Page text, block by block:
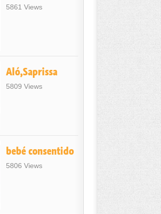
5861 Views
Aló,Saprissa
5809 Views
bebé consentido
5806 Views